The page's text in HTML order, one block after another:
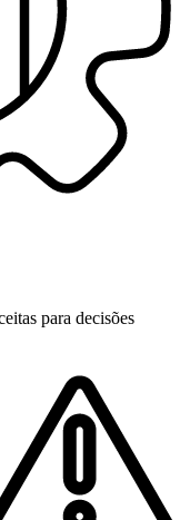
para decisões